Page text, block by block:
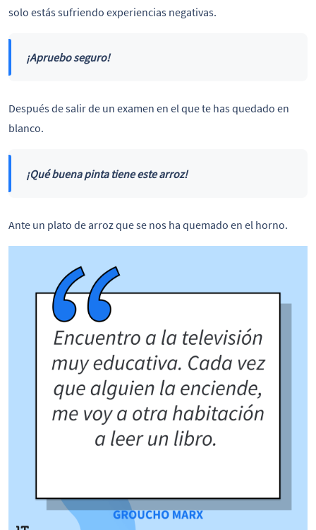
solo estás sufriendo experiencias negativas.
¡Apruebo seguro!
Después de salir de un examen en el que te has quedado en
blanco.
¡Qué buena pinta tiene este arroz!
Ante un plato de arroz que se nos ha quemado en el horno.